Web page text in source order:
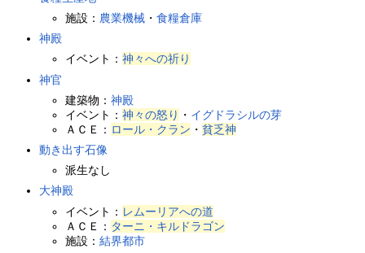
施設： 農業機械 ・食糧倉庫
神殿
イベント：神々への祈り
神官
建築物：神殿
イベント：神々の怒り ・ イグドラシルの芽
ＡＣＥ： ロール・クラン ・貧乏神
動き出す石像
派生なし
大神殿
イベント： レムーリアへの道
ＡＣＥ： ターニ・キルドラゴン
施設：結界都市